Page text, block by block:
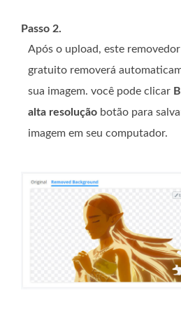
Passo 2.
Após o upload, este
gratuito removerá
sua imagem. você pode clicar
alta resolução botão para
imagem em seu computador.